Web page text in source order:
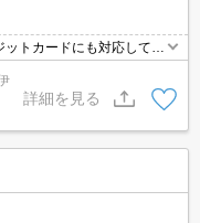
トカードにも対応してお
にお問い合わせ下さい！
詳細を見る